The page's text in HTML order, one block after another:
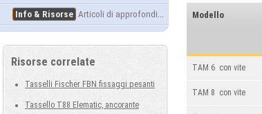
Info & Risorse Articoli di approfondimento
Risorse correlate
Tasselli Fischer FBN fissaggi pesanti
Tassello T88 Elematic, ancorante
Modello
TAM 6 con vite
TAM 8 con vite